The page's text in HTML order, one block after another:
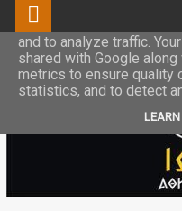
This site uses cookies
and to analyze traffic.
shared with Google
metrics to ensure quality
statistics, and to detect